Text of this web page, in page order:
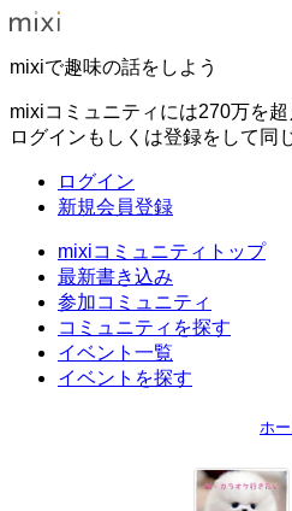
mixiで趣味の話をしよう
mixiコミュニティには270万を
ログインもしくは登録をして同
ログイン
新規会員登録
mixiコミュニティトップ
最新書き込み
参加コミュニティ
コミュニティを探す
イベント一覧
イベントを探す
ホ